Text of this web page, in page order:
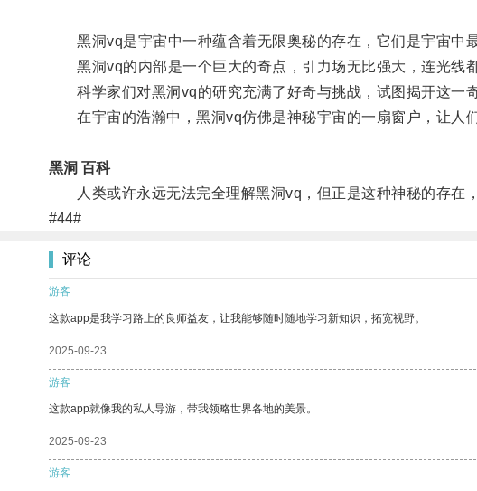
黑洞vq是宇宙中一种蕴含着无限奥秘的存在，它们是宇宙中
黑洞vq的内部是一个巨大的奇点，引力场无比强大，连光线都
科学家们对黑洞vq的研究充满了好奇与挑战，试图揭开这一奇
在宇宙的浩瀚中，黑洞vq仿佛是神秘宇宙的一扇窗户，让人们
黑洞 百科
人类或许永远无法完全理解黑洞vq，但正是这种神秘的存在
#44#
评论
游客
这款app是我学习路上的良师益友，让我能够随时随地学习新知识，拓宽视野。
2025-09-23
游客
这款app就像我的私人导游，带我领略世界各地的美景。
2025-09-23
游客